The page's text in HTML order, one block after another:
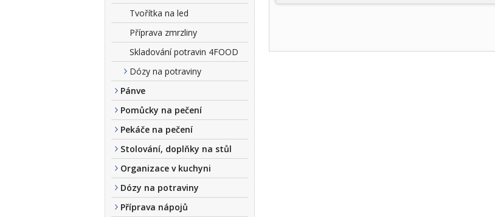
Tvořítka na led
Příprava zmrzliny
Skladování potravin 4FOOD
Dózy na potraviny
Pánve
Pomůcky na pečení
Pekáče na pečení
Stolování, doplňky na stůl
Organizace v kuchyni
Dózy na potraviny
Příprava nápojů